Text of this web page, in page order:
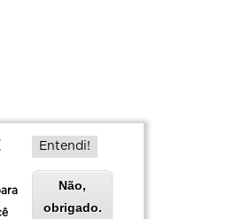
Entendi!
Não,
obrigado.